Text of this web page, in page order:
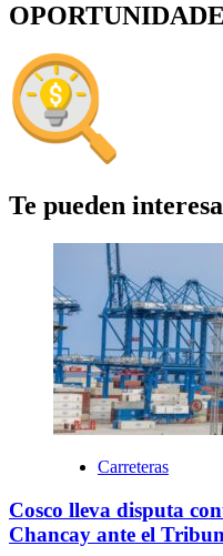
Te pueden
Carreteras
Cosco lleva disputa
Chancay ante el